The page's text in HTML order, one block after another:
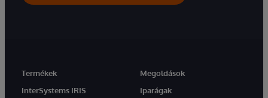
Termékek
InterSystems IRIS
Megoldások
Iparágak